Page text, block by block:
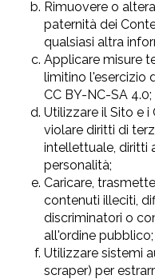
Rimuovere o
paternità dei
qualsiasi altra
Applicare misure
limitino l'esercizio
CC BY-NC-SA 4.0;
Utilizzare il Sito e
violare diritti di
intellettuale, diritti
personalità;
Caricare,
contenuti illeciti,
discriminatori o
all'ordine pubblico;
Utilizzare sistemi
scraper) per